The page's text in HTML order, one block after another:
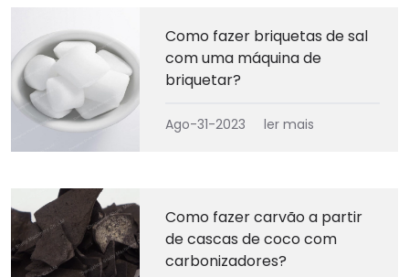
Como fazer briquetas de sal
com uma máquina de
briquetar?
Ago-31-2023 ler mais
Como fazer carvão a partir
de cascas de coco com
carbonizadores?